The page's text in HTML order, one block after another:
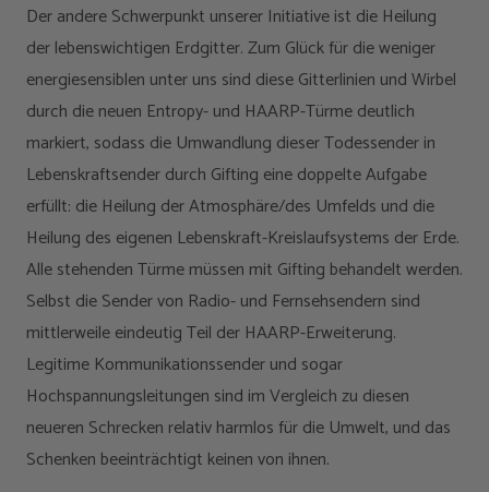
Der andere Schwerpunkt unserer Initiative ist die Heilung
der lebenswichtigen Erdgitter. Zum Glück für die weniger
energiesensiblen unter uns sind diese Gitterlinien und Wirbel
durch die neuen Entropy- und HAARP-Türme deutlich
markiert, sodass die Umwandlung dieser Todessender in
Lebenskraftsender durch Gifting eine doppelte Aufgabe
erfüllt: die Heilung der Atmosphäre/des Umfelds und die
Heilung des eigenen Lebenskraft-Kreislaufsystems der Erde.
Alle stehenden Türme müssen mit Gifting behandelt werden.
Selbst die Sender von Radio- und Fernsehsendern sind
mittlerweile eindeutig Teil der HAARP-Erweiterung.
Legitime Kommunikationssender und sogar
Hochspannungsleitungen sind im Vergleich zu diesen
neueren Schrecken relativ harmlos für die Umwelt, und das
Schenken beeinträchtigt keinen von ihnen.